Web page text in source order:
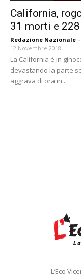
California,
31 morti e
Redazione Nazionale -
12 Novembre 2018
La California è in
devastando la parte
aggrava di ora in...
L’Eco